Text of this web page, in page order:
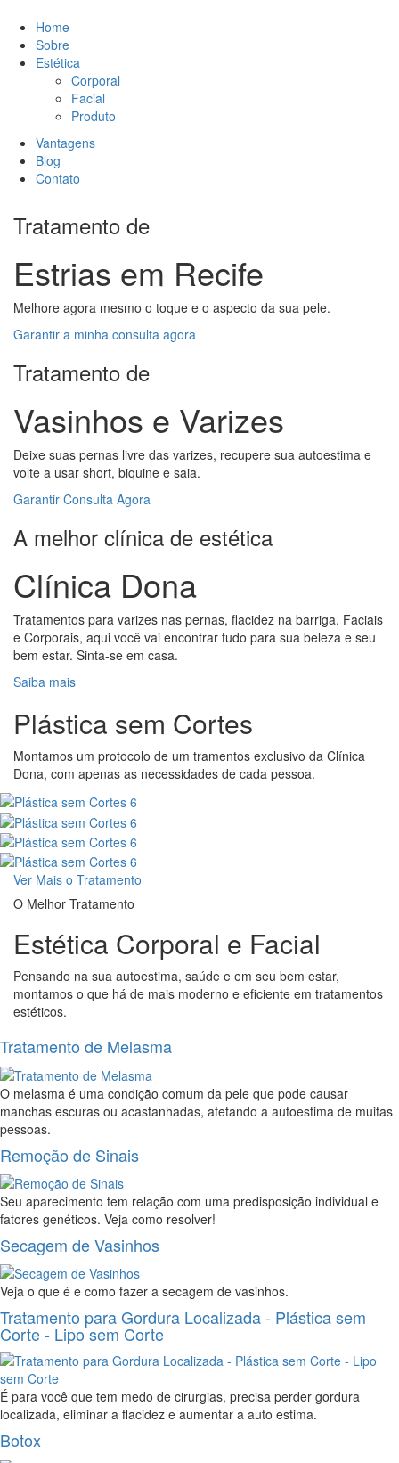
Home
Sobre
Estética
Corporal
Facial
Produto
Vantagens
Blog
Contato
Tratamento de
Estrias em Recife
Melhore agora mesmo o toque e o aspecto da sua pele.
Garantir a minha consulta agora
Tratamento de
Vasinhos e Varizes
Deixe suas pernas livre das varizes, recupere sua autoestima e
volte a usar short, biquine e saia.
Garantir Consulta Agora
A melhor clínica de estética
Clínica Dona
Tratamentos para varizes nas pernas, flacidez na barriga. Faciais
e Corporais, aqui você vai encontrar tudo para sua beleza e seu
bem estar. Sinta-se em casa.
Saiba mais
Plástica sem Cortes
Montamos um protocolo de um tramentos exclusivo da Clínica
Dona, com apenas as necessidades de cada pessoa.
Ver Mais o Tratamento
O Melhor Tratamento
Estética Corporal e Facial
Pensando na sua autoestima, saúde e em seu bem estar,
montamos o que há de mais moderno e eficiente em tratamentos
estéticos.
Tratamento de Melasma
O melasma é uma condição comum da pele que pode causar
manchas escuras ou acastanhadas, afetando a autoestima de muitas
pessoas.
Remoção de Sinais
Seu aparecimento tem relação com uma predisposição individual e
fatores genéticos. Veja como resolver!
Secagem de Vasinhos
Veja o que é e como fazer a secagem de vasinhos.
Tratamento para Gordura Localizada - Plástica sem
Corte - Lipo sem Corte
É para você que tem medo de cirurgias, precisa perder gordura
localizada, eliminar a flacidez e aumentar a auto estima.
Botox